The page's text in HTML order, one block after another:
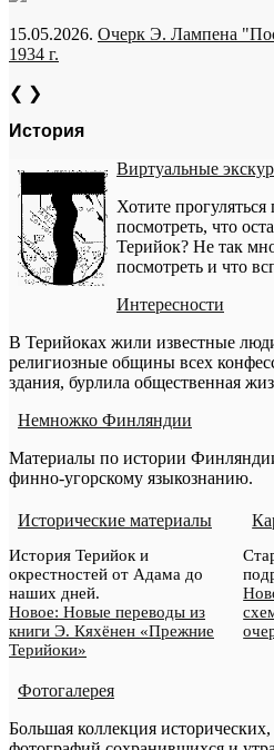
15.05.2026. Очерк Э. Лампена
1934 г.
❮ ❯
История
Виртуальные
Хотите
посмотреть, что
Терийок? Не так
посмотреть и что
Интересности
В Терийоках жили известные
религиозные общины всех
здания, бурлила общественная
Немножко Финляндии
Материалы по истории
финно-угорскому языкознанию.
Исторические материалы
История Терийок и
окрестностей от Адама до
наших дней.
Новое: Новые переводы из
книги Э. Кяхёнен «Прежние
Терийоки»
Фотогалерея
Большая коллекция